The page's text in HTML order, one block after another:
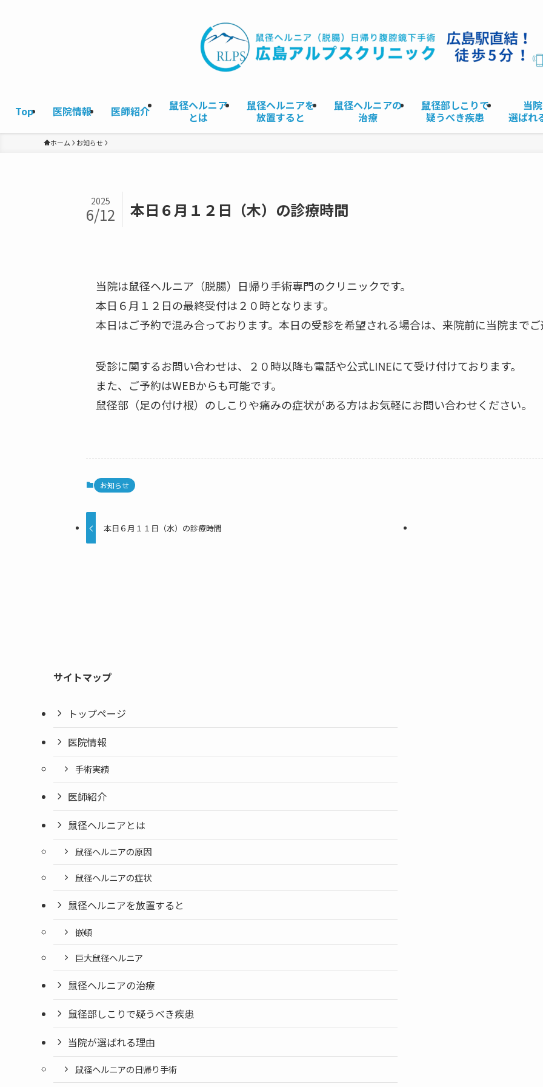
Top 医院情報 医師紹介
鼠径ヘルニア
とは
鼠径ヘルニアを
放置すると
鼠径ヘルニアの
治療
鼠径部しこりで
疑うべき疾患
当
選ばれ
ホーム お知らせ
本日６月１２日（木）の診療時間
2025
6/12
当院は鼠径ヘルニア（脱腸）日帰り手術専門のクリニックです。
本日６月１２日の最終受付は２０時となります。
本日はご予約で混み合っております。本日の受診を希望される場合は、来院前に当院まで
受診に関するお問い合わせは、２０時以降も電話や公式LINEにて受け付けております。
また、ご予約はWEBからも可能です。
鼠径部（足の付け根）のしこりや痛みの症状がある方はお気軽にお問い合わせください。
お知らせ
本日６月１１日（水）の診療時間
サイトマップ
トップページ
医院情報
手術実績
医師紹介
鼠径ヘルニアとは
鼠径ヘルニアの原因
鼠径ヘルニアの症状
鼠径ヘルニアを放置すると
嵌頓
巨大鼠径ヘルニア
鼠径ヘルニアの治療
鼠径部しこりで疑うべき疾患
当院が選ばれる理由
鼠径ヘルニアの日帰り手術